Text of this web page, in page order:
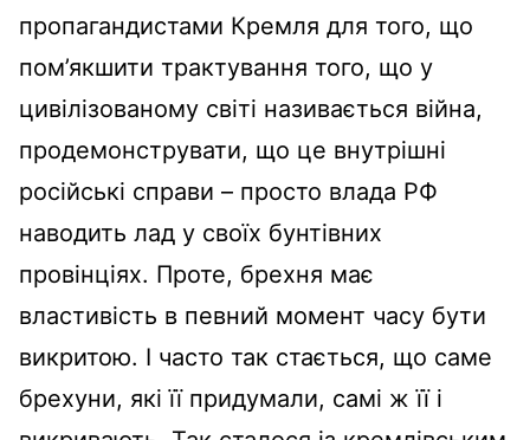
пропагандистами Кремля для того, що
пом’якшити трактування того, що у
цивілізованому світі називається війна,
продемонструвати, що це внутрішні
російські справи – просто влада РФ
наводить лад у своїх бунтівних
провінціях. Проте, брехня має
властивість в певний момент часу бути
викритою. І часто так стається, що саме
брехуни, які її придумали, самі ж її і